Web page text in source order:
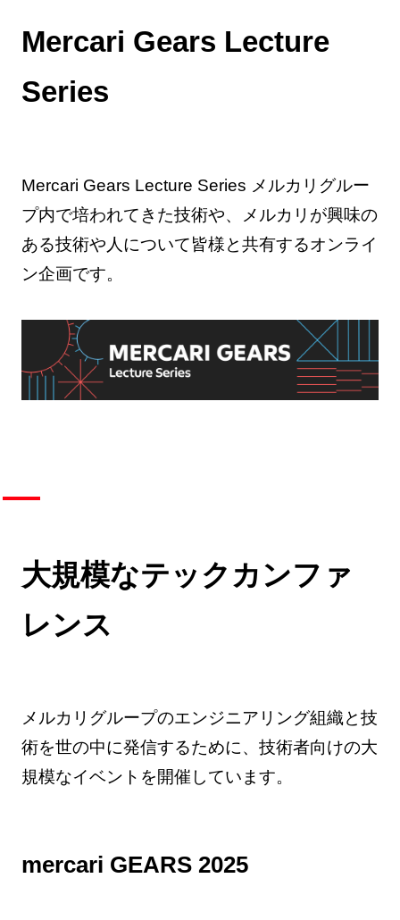
Mercari Gears Lecture
Series
Mercari Gears Lecture Series メルカリグルー
プ内で培われてきた技術や、メルカリが興味の
ある技術や人について皆様と共有するオンライ
ン企画です。
大規模なテックカンファ
レンス
メルカリグループのエンジニアリング組織と技
術を世の中に発信するために、技術者向けの大
規模なイベントを開催しています。
mercari GEARS 2025